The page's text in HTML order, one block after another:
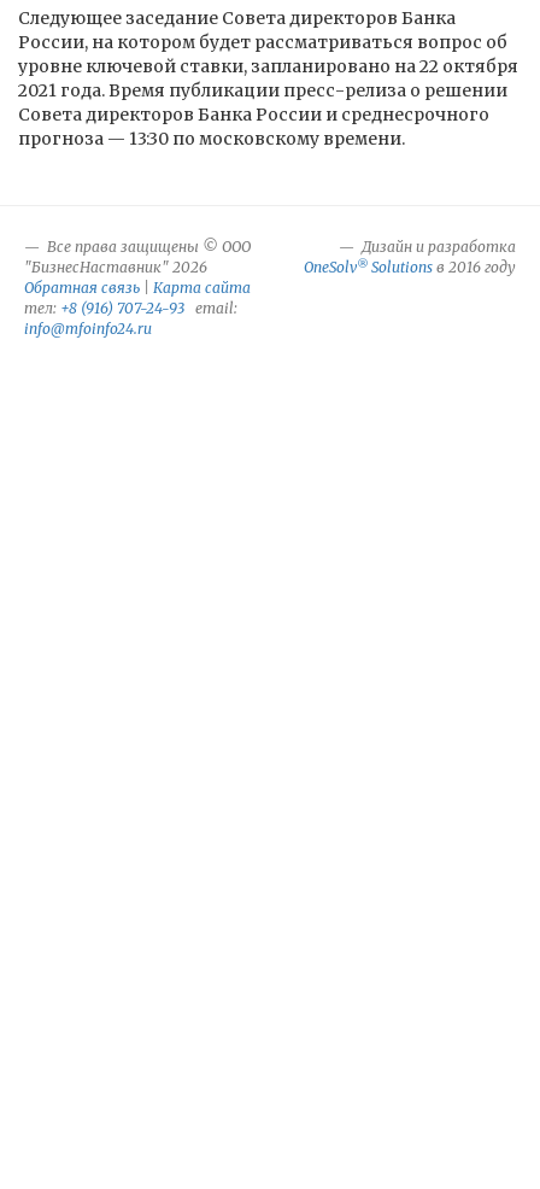
Следующее заседание Совета директоров Банка
России, на котором будет рассматриваться вопрос об
уровне ключевой ставки, запланировано на 22 октября
2021 года. Время публикации пресс-релиза о решении
Совета директоров Банка России и среднесрочного
прогноза — 13:30 по московскому времени.
Все права защищены © ООО
"БизнесНаставник" 2026
Обратная связь
Карта сайта
тел: +8 (916) 707-24-93 email:
info@mfoinfo24.ru
Дизайн и разработка
OneSolv® Solutions в 2016 году